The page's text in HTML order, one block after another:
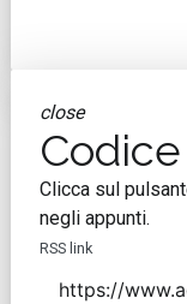
close
Codice
Clicca sul
negli appunti.
RSS link